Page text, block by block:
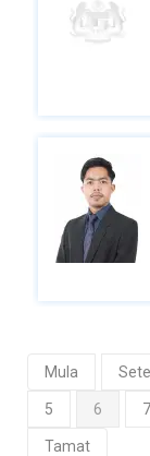
Mula
5 6 7
Tamat